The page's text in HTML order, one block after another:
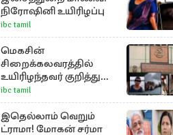
நிரோஷினி உயிரிழப்பு
ibc tamil
மெகசின்
சிறைக்கலவரத்தில்
உயிரிழந்தவர் குறித்து
வெளியான தகவல்!
ibc tamil
இதெல்லாம் வெறும்
ட்ராமா! மோகன் சர்மா